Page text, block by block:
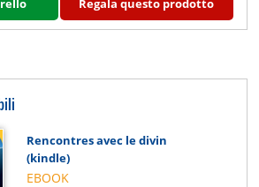
Regala questo prodotto
Rencontres avec le divin
(kindle)
EBOOK